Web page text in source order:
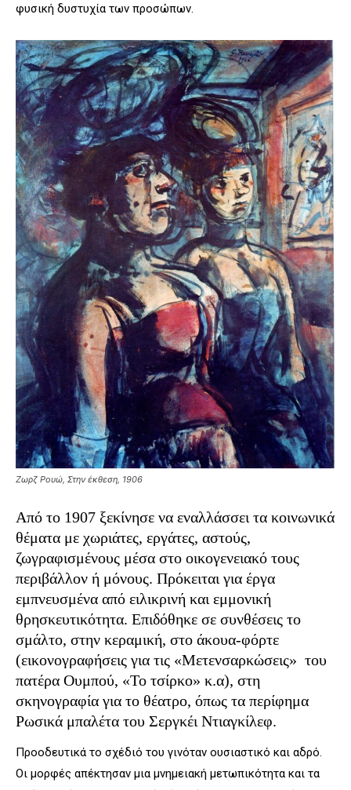
φυσική δυστυχία των προσώπων.
Ζωρζ Ρουώ, Στην έκθεση, 1906
Από το 1907 ξεκίνησε να εναλλάσσει τα κοινωνικά
θέματα με χωριάτες, εργάτες, αστούς,
ζωγραφισμένους μέσα στο οικογενειακό τους
περιβάλλον ή μόνους. Πρόκειται για έργα
εμπνευσμένα από ειλικρινή και εμμονική
θρησκευτικότητα. Επιδόθηκε σε συνθέσεις το
σμάλτο, στην κεραμική, στο άκουα-φόρτε
(εικονογραφήσεις για τις «Μετενσαρκώσεις» του
πατέρα Ουμπού, «Το τσίρκο» κ.α), στη
σκηνογραφία για το θέατρο, όπως τα περίφημα
Ρωσικά μπαλέτα του Σεργκέι Ντιαγκίλεφ.
Προοδευτικά το σχέδιό του γινόταν ουσιαστικό και αδρό.
Οι μορφές απέκτησαν μια μνημειακή μετωπικότητα και τα